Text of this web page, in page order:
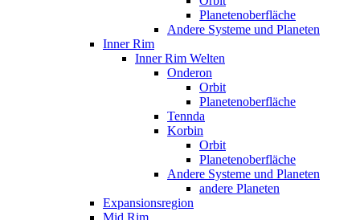
Planetenoberfläche
Andere Systeme und Planeten
Inner Rim
Inner Rim Welten
Onderon
Orbit
Planetenoberfläche
Tennda
Korbin
Orbit
Planetenoberfläche
Andere Systeme und Planeten
andere Planeten
Expansionsregion
Mid Rim